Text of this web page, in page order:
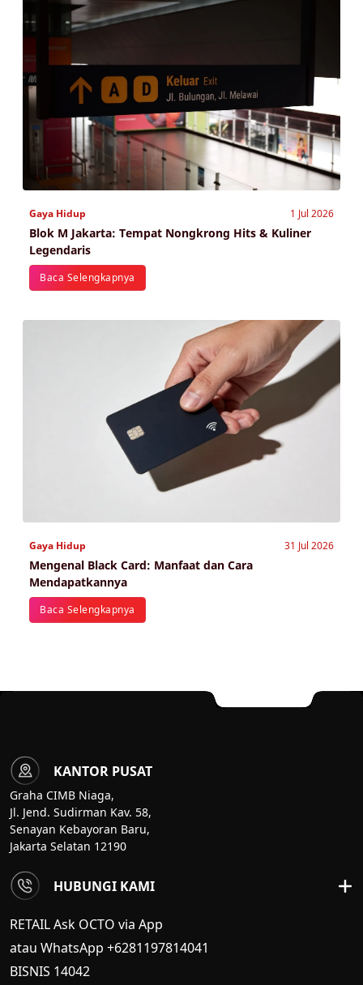
Gaya Hidup 1 Jul 2026
Blok M Jakarta: Tempat Nongkrong Hits & Kuliner
Legendaris
Baca Selengkapnya
Gaya Hidup 31 Jul 2026
Mengenal Black Card: Manfaat dan Cara
Mendapatkannya
Baca Selengkapnya
KANTOR PUSAT
Graha CIMB Niaga,
Jl. Jend. Sudirman Kav. 58,
Senayan Kebayoran Baru,
Jakarta Selatan 12190
HUBUNGI KAMI
RETAIL Ask OCTO via App
atau WhatsApp +6281197814041
BISNIS 14042